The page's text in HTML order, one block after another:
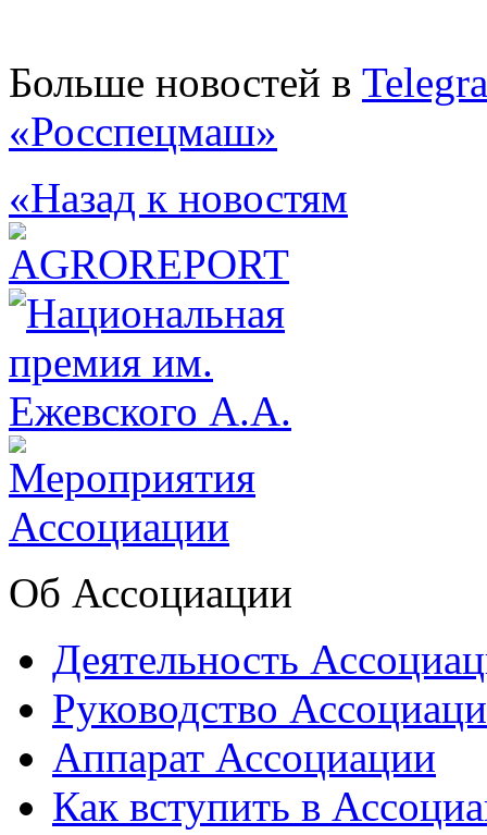
Больше новостей в
«Росспецмаш»
«Назад к новостям
Об Ассоциации
Деятельность
Руководство
Аппарат Ассоциации
Как вступить в